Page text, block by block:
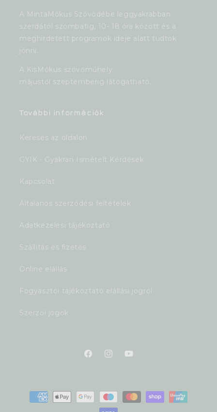
A MintaMókus Szövödébe leggyakrabban
szerdától szombatig, 10- 18 óra között és a
meghirdetett programok ideje alatt tudtok
jönni.
A KisMókus szövőműhely
májustól szeptemberig látogatható.
További információk
Keresés az oldalon
GYIK - Gyakran Ismételt Kérdések
Kapcsolat
Általános szerződési feltételek
Adatkezelési tájékoztató
Szállítás és fizetés
Online elállás
Fogyasztói tájékoztató elállási jogról
Szerzői jogok
FacebookInstagramYouTube
Fizetési
módok